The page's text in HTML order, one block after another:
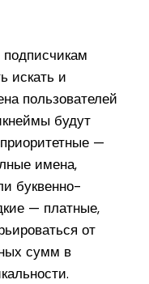
искать и
пользователей
будут
—
имена,
буквенно-
— платные,
от
сумм в